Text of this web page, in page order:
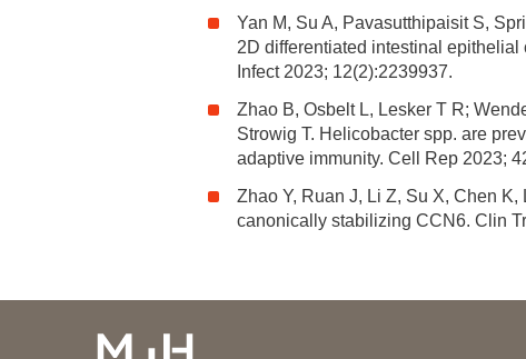
Yan M, Su A, Pavasutthipaisit S,
2D differentiated intestinal
Infect 2023; 12(2):2239937.
Zhao B, Osbelt L, Lesker T R;
Strowig T. Helicobacter spp. are
adaptive immunity. Cell Rep 2023;
Zhao Y, Ruan J, Li Z, Su X, Chen
canonically stabilizing CCN6. Clin